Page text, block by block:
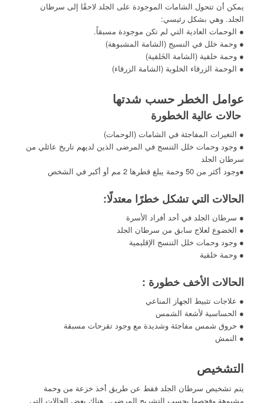
يمكن أن تتحول الشامات الموجودة على الجلد لاحقًا إلى سرطان
الجلد. وهي بشكل رئيسي:
● الوحمات العادية التي لم تكن موجودة مسبقاً.
● وحمة خلل في النسيج (الشامة المشبوهة)
● وحمة خلقية (الشامة الخَلقية)
● الوحمة الزرقاء الخلوية (الشامة الزرقاء)
عوامل الخطر حسب شدتها
حالات عالية الخطورة
● التغيرات المفاجئة في الشامات (الوحمات)
● وجود وحمات خلل التنسج في المرضى الذين لديهم تاريخ عائلي من
سرطان الجلد
●وجود أكثر من 50 وحمة يبلغ قطرها 2 مم أو أكبر في الشخص
الحالات التي تشكل خطرًا معتدلًا:
● سرطان الجلد في أحد أفراد الأسرة
● الخضوع لعلاج سابق من سرطان الجلد
● وجود وحمات خلل التنسج الإقليمية
● وحمة خلقية
الحالات الأخف خطورة :
● علاجات تثبيط الجهاز المناعي
● الحساسية لأشعة الشمس
● حروق شمس مفاجئة وشديدة مع وجود تقرحات مسبقة
● النمش
التشخيص
يتم تشخيص سرطان الجلد فقط عن طريق أخذ خزعة من وحمة
مشبوهة وفحصها بحسب التشريح المرضي. هناك بعض الحالات التي